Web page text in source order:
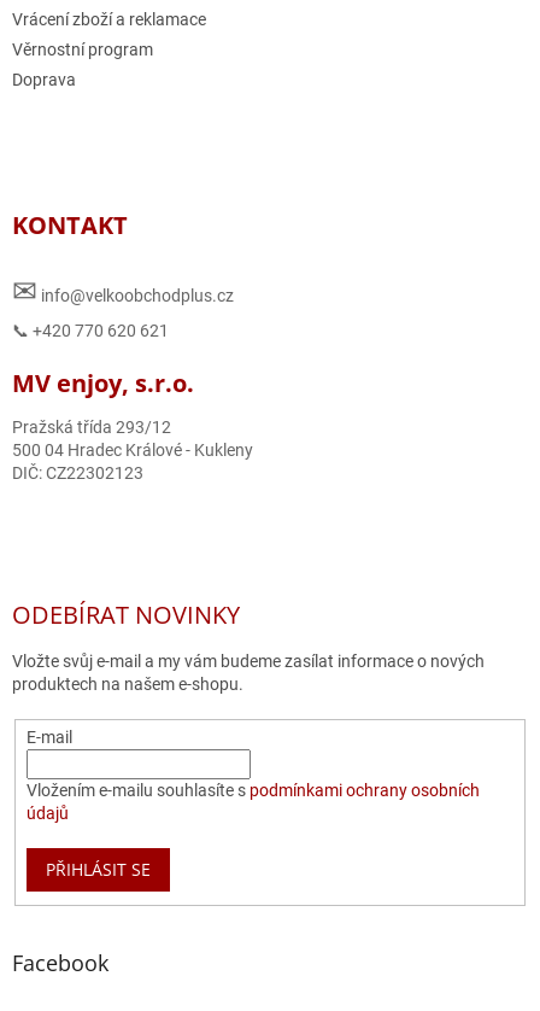
Vrácení zboží a reklamace
Věrnostní program
Doprava
KONTAKT
✉ info@velkoobchodplus.cz
📞 +420 770 620 621
MV enjoy, s.r.o.
Pražská třída 293/12
500 04 Hradec Králové - Kukleny
DIČ: CZ22302123
ODEBÍRAT NOVINKY
Vložte svůj e-mail a my vám budeme zasílat informace o nových
produktech na našem e-shopu.
E-mail
Vložením e-mailu souhlasíte s podmínkami ochrany osobních
údajů
PŘIHLÁSIT SE
Facebook